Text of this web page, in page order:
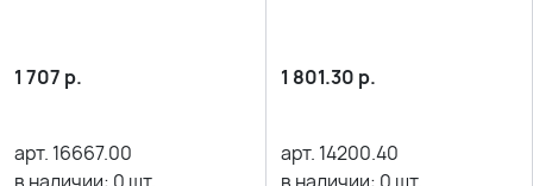
1 707 р.
арт. 16667.00
1 801.30 р.
арт. 14200.40